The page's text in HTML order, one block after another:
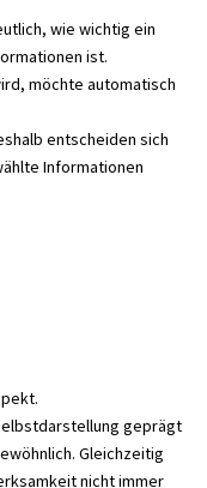
wie wichtig ein
ist.
möchte automatisch
entscheiden sich
Informationen
geprägt
Gleichzeitig
nicht immer